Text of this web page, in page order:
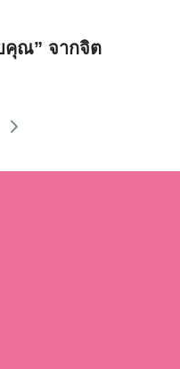
คุณ” จากจิต